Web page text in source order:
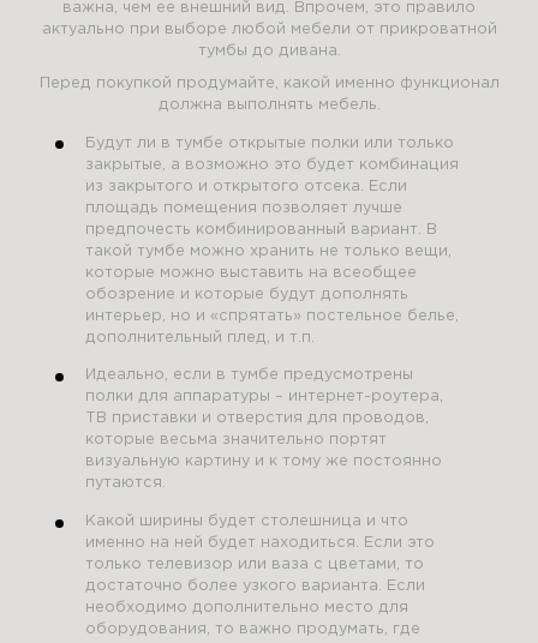
важна, чем ее внешний вид. Впрочем, это правило
актуально при выборе любой мебели от прикроватной
тумбы до дивана.
Перед покупкой продумайте, какой именно функционал
должна выполнять мебель.
Будут ли в тумбе открытые полки или только
закрытые, а возможно это будет комбинация
из закрытого и открытого отсека. Если
площадь помещения позволяет лучше
предпочесть комбинированный вариант. В
такой тумбе можно хранить не только вещи,
которые можно выставить на всеобщее
обозрение и которые будут дополнять
интерьер, но и «спрятать» постельное белье,
дополнительный плед, и т.п.
Идеально, если в тумбе предусмотрены
полки для аппаратуры – интернет-роутера,
ТВ приставки и отверстия для проводов,
которые весьма значительно портят
визуальную картину и к тому же постоянно
путаются.
Какой ширины будет столешница и что
именно на ней будет находиться. Если это
только телевизор или ваза с цветами, то
достаточно более узкого варианта. Если
необходимо дополнительно место для
оборудования, то важно продумать, где